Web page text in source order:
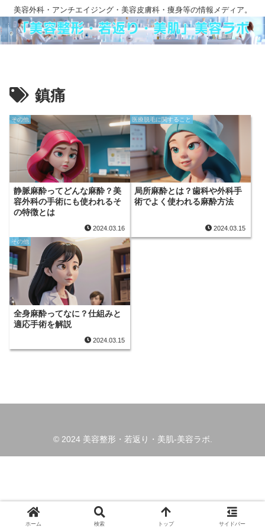
美容外科・アンチエイジング・美容皮膚科・痩身等の情報メディア。
鎮痛
その他
静脈麻酔ってどんな麻酔？美
容外科の手術にも使われるそ
の特徴とは
2024.03.16
医療脱毛に関すること
局所麻酔とは？歯科や外科手
術でよく使われる麻酔方法
2024.03.15
その他
全身麻酔ってなに？仕組みと
適応手術を解説
2024.03.15
© 2024 美容整形・若返り・美肌-美容ラボ.
ホーム 検索 トップ サイドバー